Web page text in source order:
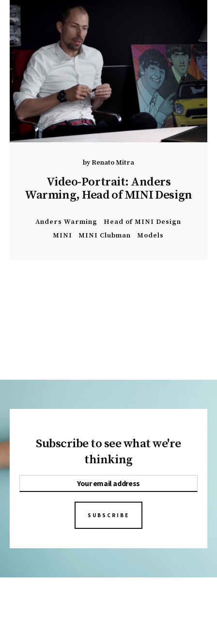
byRenato Mitra
Video-Portrait: Anders
Warming, Head of MINI Design
Anders Warming
Head of MINI Design
MINI
MINI Clubman Models
Subscribe to see what we're
thinking
SUBSCRIBE